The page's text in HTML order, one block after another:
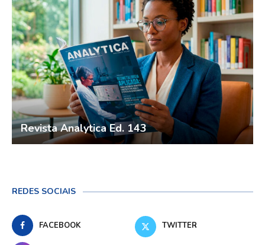
Revista Analytica Ed. 143
REDES SOCIAIS
FACEBOOK TWITTER